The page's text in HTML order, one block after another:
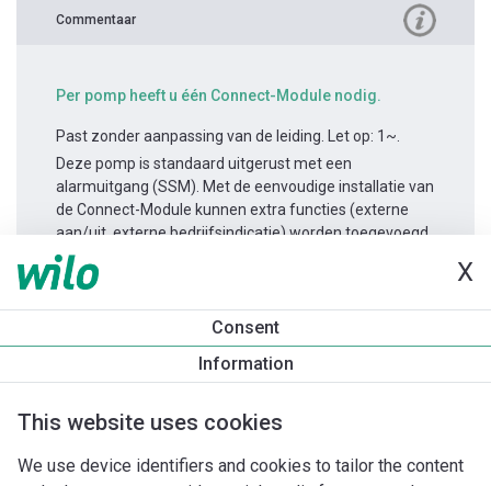
X
Consent
Information
This website uses cookies
We use device identifiers and cookies to tailor the content
Commentaar
Per pomp heeft u één Connect-Module nodig.
Past zonder aanpassing van de leiding. Let op: 1~.
Deze pomp is standaard uitgerust met een
alarmuitgang (SSM). Met de eenvoudige installatie van
de Connect-Module kunnen extra functies (externe
aan/uit, externe bedrijfsindicatie) worden toegevoegd.
Productinformatie
Yonos MAXO-D 65/0,5-12